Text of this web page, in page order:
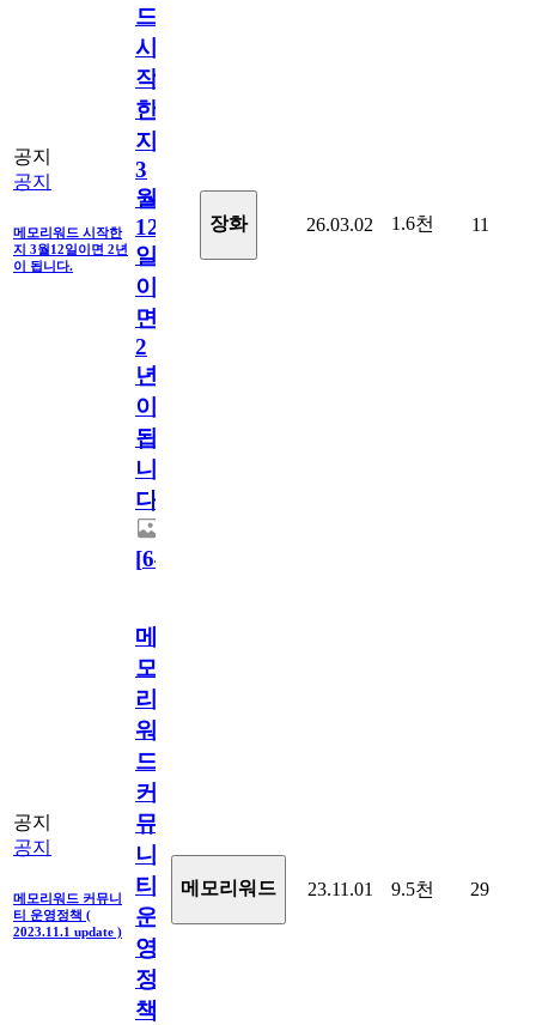
공지
공지
메모리워드 시작한
지 3월12일이면 2년
이 됩니다.
드
시
작
한
지
3
월
12
일
이
면
2
년
이
됩
니
다.
[64
장화 26.03.02 1.6천 11
공지
공지
메모리워드 커뮤니
티 운영정책 (
2023.11.1 update )
메
모
리
워
드
커
뮤
니
티
운
영
정
책
메모리워드 23.11.01 9.5천 29